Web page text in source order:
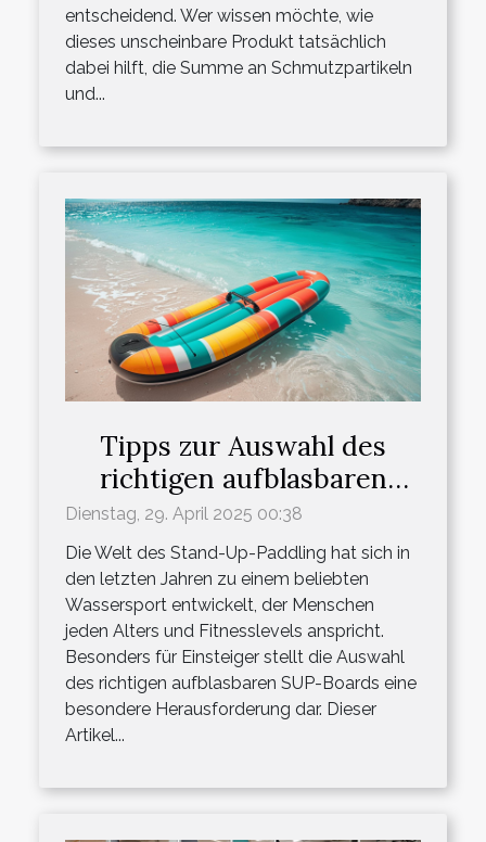
entscheidend. Wer wissen möchte, wie
dieses unscheinbare Produkt tatsächlich
dabei hilft, die Summe an Schmutzpartikeln
und...
Tipps zur Auswahl des
richtigen aufblasbaren
SUP-Boards für Anfänger
Dienstag, 29. April 2025 00:38
Die Welt des Stand-Up-Paddling hat sich in
den letzten Jahren zu einem beliebten
Wassersport entwickelt, der Menschen
jeden Alters und Fitnesslevels anspricht.
Besonders für Einsteiger stellt die Auswahl
des richtigen aufblasbaren SUP-Boards eine
besondere Herausforderung dar. Dieser
Artikel...